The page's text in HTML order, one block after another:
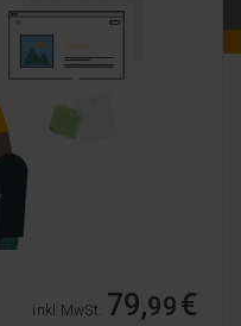
inkl. MwSt. 79,99€